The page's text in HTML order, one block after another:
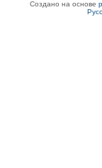
Создано на основе